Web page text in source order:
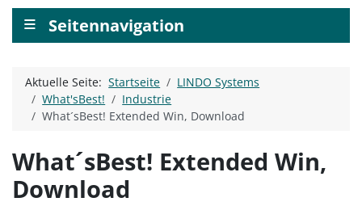
Seitennavigation
≡
Aktuelle Seite:Startseite
LINDO Systems
What'sBest!
Industrie
What´sBest! Extended Win, Download
What´sBest! Extended Win,
Download